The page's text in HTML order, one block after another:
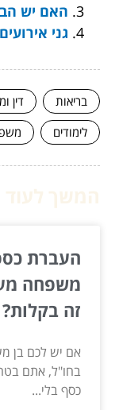
האם יש
גני
בריאות דין
לימודים
העברת
משפחה
זה בקלות?
אם יש לכם בן
בחו"ל, אתם
כסף בלי...